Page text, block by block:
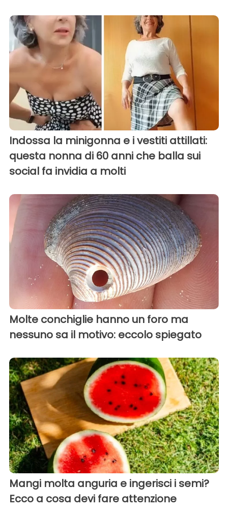
Indossa la minigonna e i vestiti attillati:
questa nonna di 60 anni che balla sui
social fa invidia a molti
Molte conchiglie hanno un foro ma
nessuno sa il motivo: eccolo spiegato
Mangi molta anguria e ingerisci i semi?
Ecco a cosa devi fare attenzione